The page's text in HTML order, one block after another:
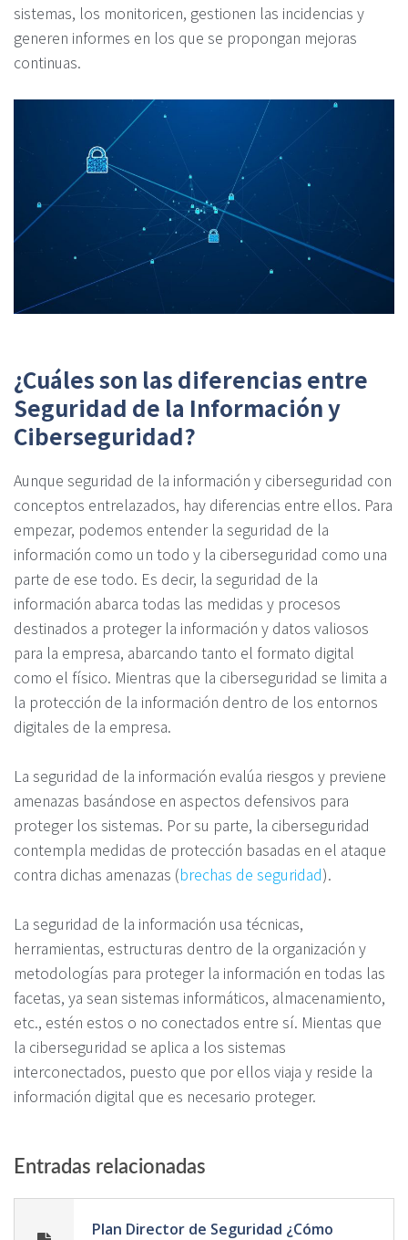
sistemas, los monitoricen, gestionen las incidencias y
generen informes en los que se propongan mejoras
continuas.
¿Cuáles son las diferencias entre
Seguridad de la Información y
Ciberseguridad?
Aunque seguridad de la información y ciberseguridad con
conceptos entrelazados, hay diferencias entre ellos. Para
empezar, podemos entender la seguridad de la
información como un todo y la ciberseguridad como una
parte de ese todo. Es decir, la seguridad de la
información abarca todas las medidas y procesos
destinados a proteger la información y datos valiosos
para la empresa, abarcando tanto el formato digital
como el físico. Mientras que la ciberseguridad se limita a
la protección de la información dentro de los entornos
digitales de la empresa.
La seguridad de la información evalúa riesgos y previene
amenazas basándose en aspectos defensivos para
proteger los sistemas. Por su parte, la ciberseguridad
contempla medidas de protección basadas en el ataque
contra dichas amenazas (brechas de seguridad).
La seguridad de la información usa técnicas,
herramientas, estructuras dentro de la organización y
metodologías para proteger la información en todas las
facetas, ya sean sistemas informáticos, almacenamiento,
etc., estén estos o no conectados entre sí. Mientas que
la ciberseguridad se aplica a los sistemas
interconectados, puesto que por ellos viaja y reside la
información digital que es necesario proteger.
Entradas relacionadas
Plan Director de Seguridad ¿Cómo